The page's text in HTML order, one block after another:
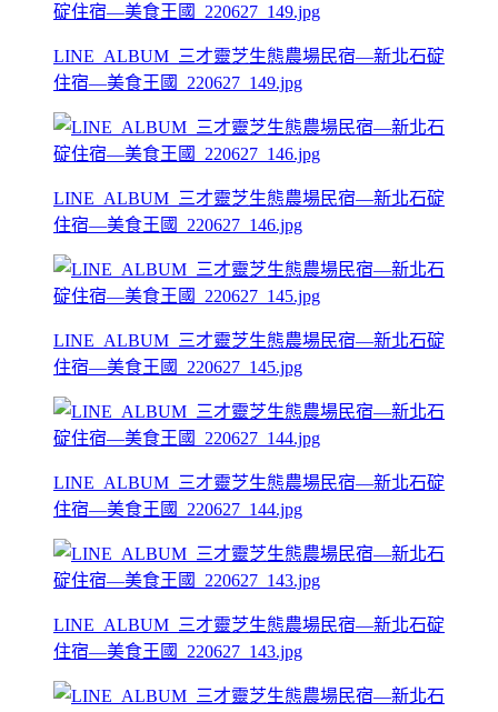
LINE_ALBUM_三才靈芝生態農場民宿—新北石碇
住宿—美食王國_220627_149.jpg
LINE_ALBUM_三才靈芝生態農場民宿—新北石碇
住宿—美食王國_220627_146.jpg
LINE_ALBUM_三才靈芝生態農場民宿—新北石碇
住宿—美食王國_220627_145.jpg
LINE_ALBUM_三才靈芝生態農場民宿—新北石碇
住宿—美食王國_220627_144.jpg
LINE_ALBUM_三才靈芝生態農場民宿—新北石碇
住宿—美食王國_220627_143.jpg